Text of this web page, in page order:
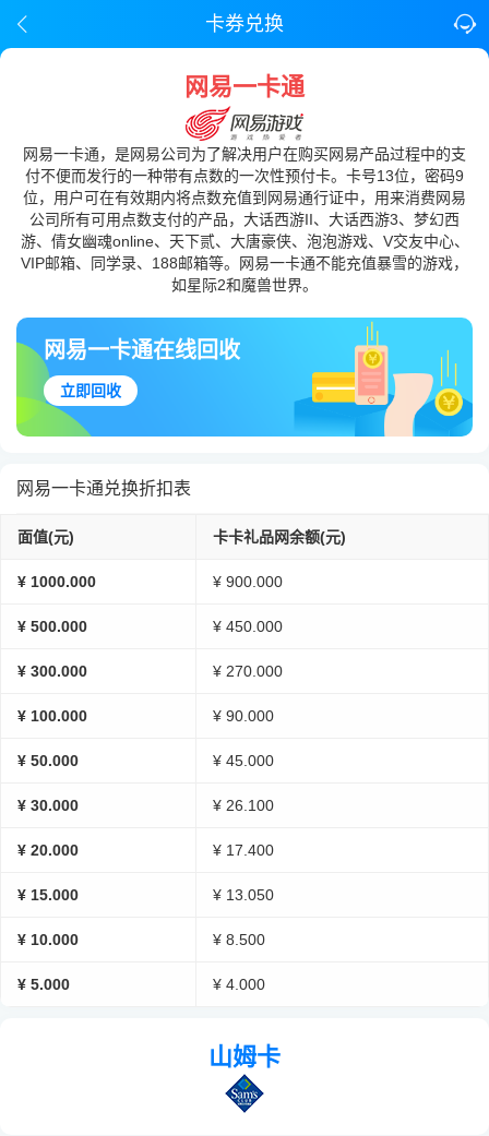
卡券兑换
网易一卡通
网易一卡通，是网易公司为了解决用户在购买网易产品过程中的支
付不便而发行的一种带有点数的一次性预付卡。卡号13位，密码9
位，用户可在有效期内将点数充值到网易通行证中，用来消费网易
公司所有可用点数支付的产品，大话西游II、大话西游3、梦幻西
游、倩女幽魂online、天下贰、大唐豪侠、泡泡游戏、V交友中心、
VIP邮箱、同学录、188邮箱等。网易一卡通不能充值暴雪的游戏，
如星际2和魔兽世界。
网易一卡通在线回收
立即回收
网易一卡通兑换折扣表
面值(元) 卡卡礼品网余额(元)
¥ 1000.000 ¥ 900.000
¥ 500.000 ¥ 450.000
¥ 300.000 ¥ 270.000
¥ 100.000 ¥ 90.000
¥ 50.000 ¥ 45.000
¥ 30.000 ¥ 26.100
¥ 20.000 ¥ 17.400
¥ 15.000 ¥ 13.050
¥ 10.000 ¥ 8.500
¥ 5.000 ¥ 4.000
山姆卡